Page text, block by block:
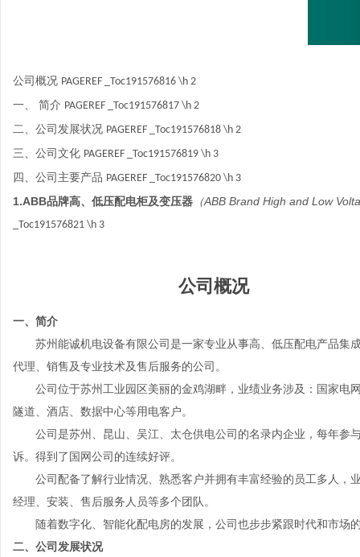
公司概况 PAGEREF _Toc191576816 \h 2
一、 简介 PAGEREF _Toc191576817 \h 2
二、公司发展状况 PAGEREF _Toc191576818 \h 2
三、公司文化 PAGEREF _Toc191576819 \h 3
四、公司主要产品 PAGEREF _Toc191576820 \h 3
1.ABB品牌高、低压配电柜及变压器 （ABB Brand High and Low
_Toc191576821 \h 3
公司概况
一、 简介
苏州能诚机电设备有限公司是一家专业从事高、低压配电产品集
代理、销售及专业技术及售后服务的公司。
公司位于苏州工业园区美丽的金鸡湖畔，业绩业务涉及：国家电
隧道、酒店、数据中心等用电客户。
公司是苏州、昆山、吴江、太仓供电公司的名录内企业，每年参
诉。得到了国网公司的连续好评。
公司配备了解行业情况、熟悉客户并拥有丰富经验的员工多人，
经理、安装、售后服务人员等多个团队。
随着数字化、智能化配电房的发展，公司也步步紧跟时代和市场
二、公司发展状况